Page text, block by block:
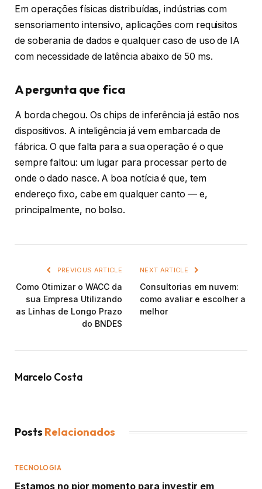
Em operações físicas distribuídas, indústrias com
sensoriamento intensivo, aplicações com requisitos
de soberania de dados e qualquer caso de uso de IA
com necessidade de latência abaixo de 50 ms.
A pergunta que fica
A borda chegou. Os chips de inferência já estão nos
dispositivos. A inteligência já vem embarcada de
fábrica. O que falta para a sua operação é o que
sempre faltou: um lugar para processar perto de
onde o dado nasce. A boa notícia é que, tem
endereço fixo, cabe em qualquer canto — e,
principalmente, no bolso.
PREVIOUS ARTICLE
Como Otimizar o WACC da
sua Empresa Utilizando
as Linhas de Longo Prazo
do BNDES
NEXT ARTICLE
Consultorias em nuvem:
como avaliar e escolher a
melhor
Marcelo Costa
Posts Relacionados
TECNOLOGIA
Estamos no pior momento para investir em